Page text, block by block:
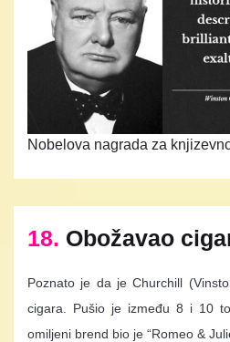
Nobelova nagrada za
18. Obožavao
Poznato je da je Churchill
cigara. Pušio je između 8 i 10
omiljeni brend bio je “Romeo &